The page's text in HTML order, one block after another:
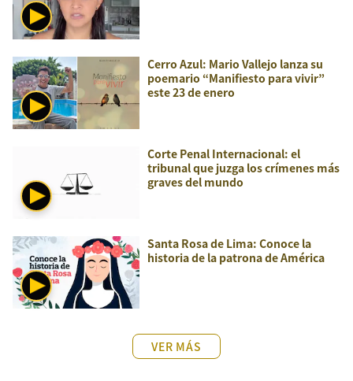
Cerro Azul: Mario Vallejo lanza su
poemario “Manifiesto para vivir”
este 23 de enero
Corte Penal Internacional: el
tribunal que juzga los crímenes más
graves del mundo
Santa Rosa de Lima: Conoce la
historia de la patrona de América
VER MÁS